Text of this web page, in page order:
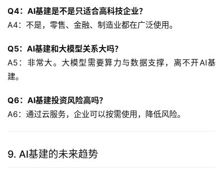
Q4：AI基建是不是只适合高科技企业？
A4：不是，零售、金融、制造业都在广泛使用。
Q5：AI基建和大模型关系大吗？
A5：非常大。大模型需要算力与数据支撑，离不开AI基
建。
Q6：AI基建投资风险高吗？
A6：通过云服务，企业可以按需使用，降低风险。
9. AI基建的未来趋势